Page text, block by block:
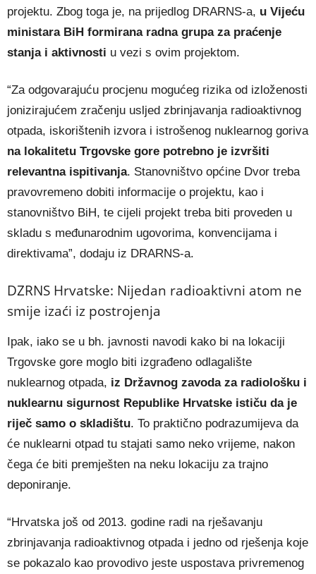
projektu. Zbog toga je, na prijedlog DRARNS-a, u Vijeću
ministara BiH formirana radna grupa za praćenje
stanja i aktivnosti u vezi s ovim projektom.
“Za odgovarajuću procjenu mogućeg rizika od izloženosti
jonizirajućem zračenju usljed zbrinjavanja radioaktivnog
otpada, iskorištenih izvora i istrošenog nuklearnog goriva
na lokalitetu Trgovske gore potrebno je izvršiti
relevantna ispitivanja. Stanovništvo općine Dvor treba
pravovremeno dobiti informacije o projektu, kao i
stanovništvo BiH, te cijeli projekt treba biti proveden u
skladu s međunarodnim ugovorima, konvencijama i
direktivama”, dodaju iz DRARNS-a.
DZRNS Hrvatske: Nijedan radioaktivni atom ne
smije izaći iz postrojenja
Ipak, iako se u bh. javnosti navodi kako bi na lokaciji
Trgovske gore moglo biti izgrađeno odlagalište
nuklearnog otpada, iz Državnog zavoda za radiološku i
nuklearnu sigurnost Republike Hrvatske ističu da je
riječ samo o skladištu. To praktično podrazumijeva da
će nuklearni otpad tu stajati samo neko vrijeme, nakon
čega će biti premješten na neku lokaciju za trajno
deponiranje.
“Hrvatska još od 2013. godine radi na rješavanju
zbrinjavanja radioaktivnog otpada i jedno od rješenja koje
se pokazalo kao provodivo jeste uspostava privremenog